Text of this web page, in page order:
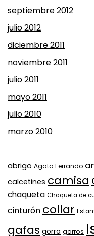
septiembre 2012
julio 2012
diciembre 2011
noviembre 2011
julio 2011
mayo 2011
julio 2010
marzo 2010
abrigo Agata Ferrando
calcetines camisa
chaqueta Chaqueta de
cinturón collar
gafas gorra gorros